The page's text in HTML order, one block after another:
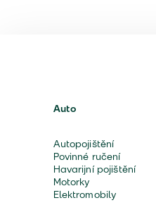
Auto
Autopojištění
Povinné ručení
Havarijní pojištění
Motorky
Elektromobily